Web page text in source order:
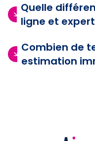
Quelle
ligne et
Combien de
estimation